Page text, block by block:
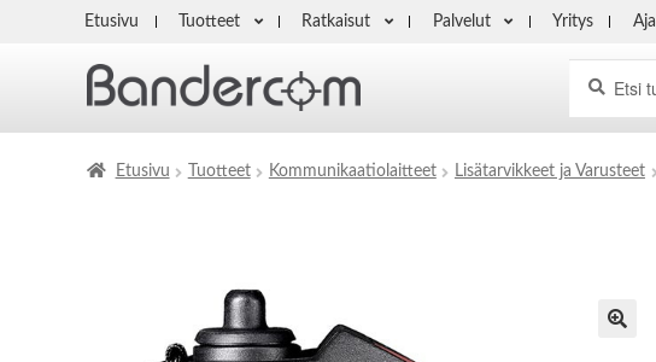
Etusivu Tuotteet Ratkaisut Palvelut Yritys
Etusivu Tuotteet Kommunikaatiolaitteet Lisätarvikkeet ja Varusteet